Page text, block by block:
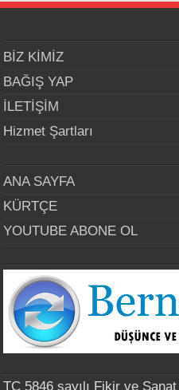
BİZ KİMİZ
BAĞIŞ YAP
İLETİŞİM
Hizmet Şartları
ANA SAYFA
KÜRTÇE
YOUTUBE ABONE OL
TC 5846 sayılı Fikir ve